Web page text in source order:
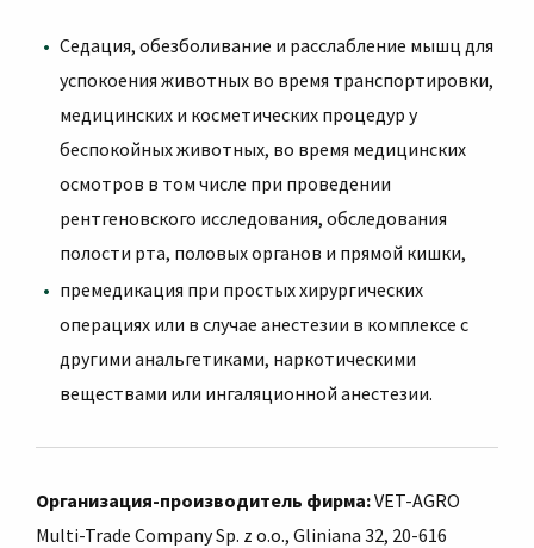
Седация, обезболивание и расслабление мышц для
успокоения животных во время транспортировки,
медицинских и косметических процедур у
беспокойных животных, во время медицинских
осмотров в том числе при проведении
рентгеновского исследования, обследования
полости рта, половых органов и прямой кишки,
премедикация при простых хирургических
операциях или в случае анестезии в комплексе с
другими анальгетиками, наркотическими
веществами или ингаляционной анестезии.
Oрганизация-производитель фирма:VET-AGRO
Multi-Trade Company Sp. z o.o., Gliniana 32, 20-616